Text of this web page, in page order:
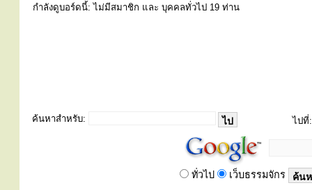
กำลังดูบอร์ดนี้: ไม่มีสมาชิก และ บุคคลทั่วไป 19 ท่าน
ค้นหาสำหรับ: ไปที่:
ทั่วไป เว็บธรรมจักร